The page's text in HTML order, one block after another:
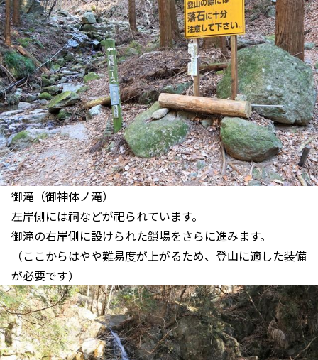
御滝（御神体ノ滝）
左岸側には祠などが祀られています。
御滝の右岸側に設けられた鎖場をさらに進みます。
（ここからはやや難易度が上がるため、登山に適した装備
が必要です）